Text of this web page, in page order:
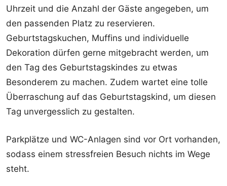
Uhrzeit und die Anzahl der Gäste angegeben, um
den passenden Platz zu reservieren.
Geburtstagskuchen, Muffins und individuelle
Dekoration dürfen gerne mitgebracht werden, um
den Tag des Geburtstagskindes zu etwas
Besonderem zu machen. Zudem wartet eine tolle
Überraschung auf das Geburtstagskind, um diesen
Tag unvergesslich zu gestalten.
Parkplätze und WC-Anlagen sind vor Ort vorhanden,
sodass einem stressfreien Besuch nichts im Wege
steht.